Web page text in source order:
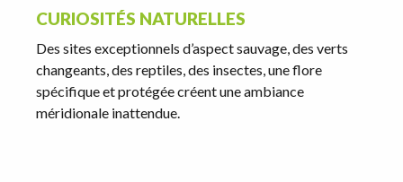
CURIOSITÉS NATURELLES
Des sites exceptionnels d’aspect sauvage, des verts
changeants, des reptiles, des insectes, une flore
spécifique et protégée créent une ambiance
méridionale inattendue.